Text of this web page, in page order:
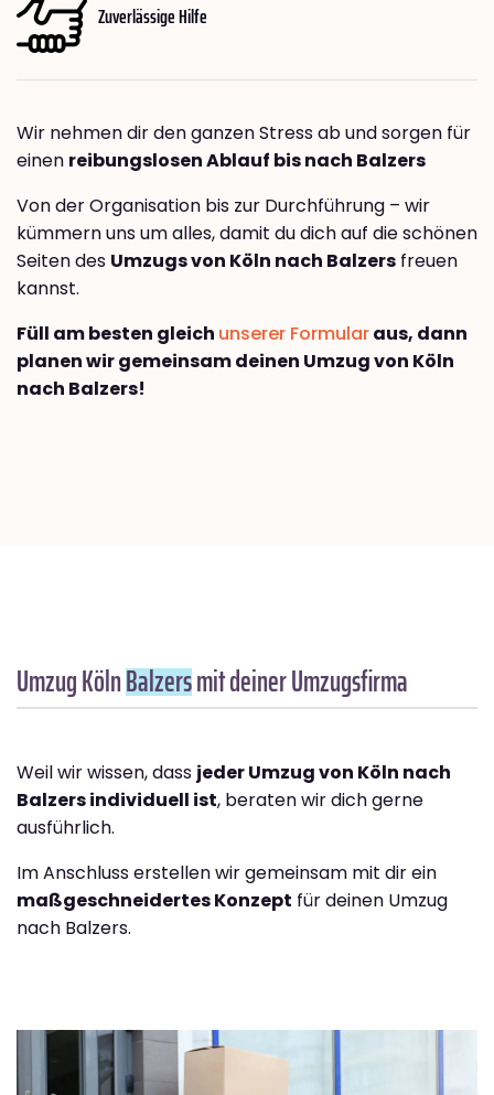
Zuverlässige Hilfe
Wir nehmen dir den ganzen Stress ab und sorgen für
einen reibungslosen Ablauf bis nach Balzers
Von der Organisation bis zur Durchführung – wir
kümmern uns um alles, damit du dich auf die schönen
Seiten des Umzugs von Köln nach Balzers freuen
kannst.
Füll am besten gleich unserer Formularaus, dann
planen wir gemeinsam deinen Umzug von Köln
nach Balzers!
Umzug KölnBalzersmit deiner Umzugsfirma
Weil wir wissen, dass jeder Umzug von Köln nach
Balzers individuell ist, beraten wir dich gerne
ausführlich.
Im Anschluss erstellen wir gemeinsam mit dir ein
maßgeschneidertes Konzept für deinen Umzug
nach Balzers.